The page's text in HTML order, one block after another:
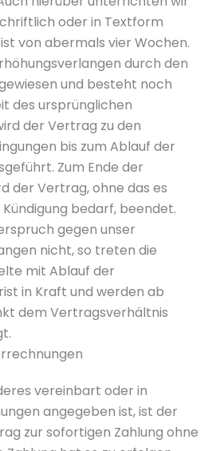
oder in Textform
von abermals vier Wochen.
durch den
und besteht noch
des ursprünglichen
der Vertrag zu den
bis zum Ablauf der
Zum Ende der
der Vertrag, ohne das es
bedarf, beendet.
gegen unser
nicht, so treten die
mit Ablauf der
in Kraft und werden ab
dem Vertragsverhältnis
vereinbart oder in
angegeben ist, ist der
zur sofortigen Zahlung ohne